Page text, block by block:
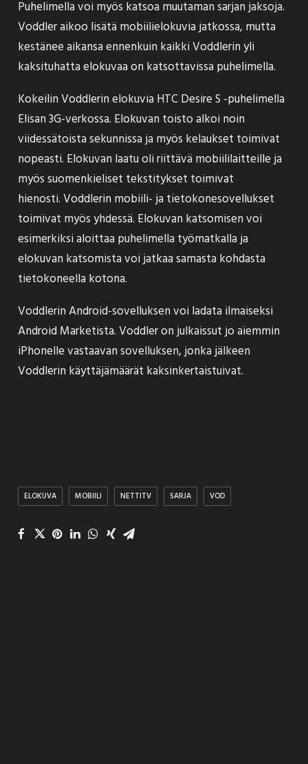
Puhelimella voi myös katsoa muutaman sarjan jaksoja.
Voddler aikoo lisätä mobiilielokuvia jatkossa, mutta
kestänee aikansa ennenkuin kaikki Voddlerin yli
kaksituhatta elokuvaa on katsottavissa puhelimella.
Kokeilin Voddlerin elokuvia HTC Desire S -puhelimella
Elisan 3G-verkossa. Elokuvan toisto alkoi noin
viidessätoista sekunnissa ja myös kelaukset toimivat
nopeasti. Elokuvan laatu oli riittävä mobiililaitteille ja
myös suomenkieliset tekstitykset toimivat
hienosti. Voddlerin mobiili- ja tietokonesovellukset
toimivat myös yhdessä. Elokuvan katsomisen voi
esimerkiksi aloittaa puhelimella työmatkalla ja
elokuvan katsomista voi jatkaa samasta kohdasta
tietokoneella kotona.
Voddlerin Android-sovelluksen voi ladata ilmaiseksi
Android Marketista. Voddler on julkaissut joaiemmin
iPhonelle vastaavan sovelluksen, jonka jälkeen
Voddlerin käyttäjämäärät kaksinkertaistuivat.
ELOKUVA MOBIILI NETTITV SARJA VOD